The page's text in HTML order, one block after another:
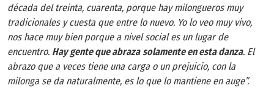
década del treinta, cuarenta, porque hay milongueros muy
tradicionales y cuesta que entre lo nuevo. Yo lo veo muy vivo,
nos hace muy bien porque a nivel social es un lugar de
encuentro. Hay gente que abraza solamente en esta danza. El
abrazo que a veces tiene una carga o un prejuicio, con la
milonga se da naturalmente, es lo que lo mantiene en auge”.